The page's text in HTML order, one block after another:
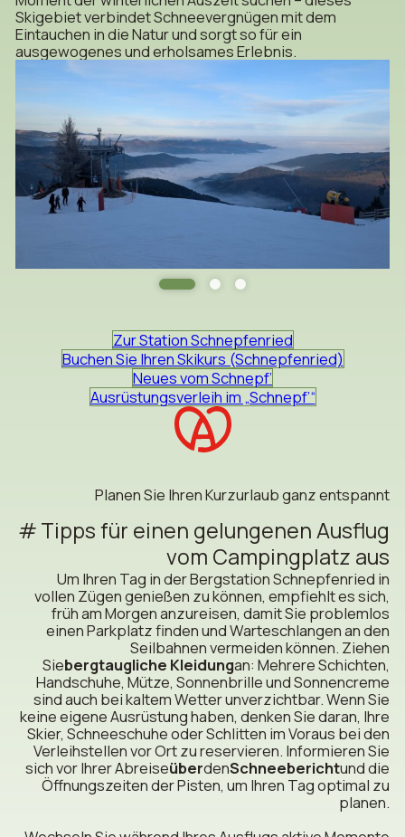
Skigebiet verbindet Schneevergnügen mit dem
Eintauchen in die Natur und sorgt so für ein
ausgewogenes und erholsames Erlebnis.
Zur Station Schnepfenried
Buchen Sie Ihren Skikurs (Schnepfenried)
Neues vom Schnepf’
Ausrüstungsverleih im „Schnepf’“
Planen Sie Ihren Kurzurlaub ganz entspannt
Tipps für einen gelungenen Ausflug
vom Campingplatz aus
Um Ihren Tag in der Bergstation Schnepfenried in
vollen Zügen genießen zu können, empfiehlt es sich,
früh am Morgen anzureisen, damit Sie problemlos
einen Parkplatz finden und Warteschlangen an den
Seilbahnen vermeiden können. Ziehen
Siebergtaugliche Kleidungan: Mehrere Schichten,
Handschuhe, Mütze, Sonnenbrille und Sonnencreme
sind auch bei kaltem Wetter unverzichtbar. Wenn Sie
keine eigene Ausrüstung haben, denken Sie daran, Ihre
Skier, Schneeschuhe oder Schlitten im Voraus bei den
Verleihstellen vor Ort zu reservieren. Informieren Sie
sich vor Ihrer AbreiseüberdenSchneeberichtund die
Öffnungszeiten der Pisten, um Ihren Tag optimal zu
planen.